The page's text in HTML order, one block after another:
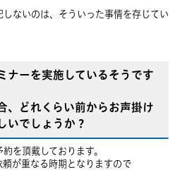
ないのは、そういった事情を存じてい
ナーを実施しているそうです
、どれくらい前からお声掛け
いでしょうか？
を頂戴しております。
が重なる時期となりますので